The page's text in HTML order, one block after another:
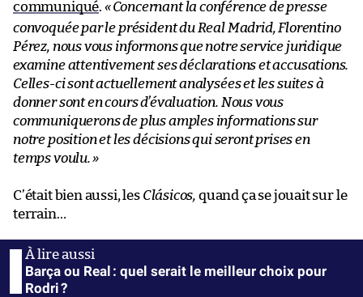
communiqué. «Concernant la conférence de presse
convoquée par le président du Real Madrid, Florentino
Pérez, nous vous informons que notre service juridique
examine attentivement ses déclarations et accusations.
Celles-ci sont actuellement analysées et les suites à
donner sont en cours d’évaluation. Nous vous
communiquerons de plus amples informations sur
notre position et les décisions qui seront prises en
temps voulu.»
C’était bien aussi, les Clásicos, quand ça se jouait sur le
terrain…
Barça ou Real : quel serait le meilleur choix pour
Rodri ?